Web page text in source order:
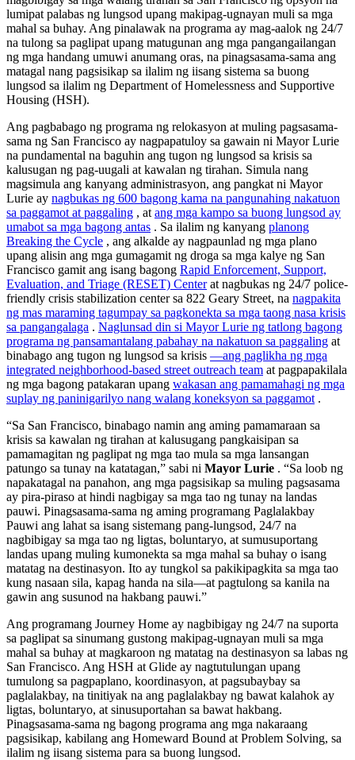
lumipat palabas ng lungsod upang makipag-ugnayan muli sa mga
mahal sa buhay. Ang pinalawak na programa ay mag-aalok ng 24/7
na tulong sa paglipat upang matugunan ang mga pangangailangan
ng mga handang umuwi anumang oras, na pinagsasama-sama ang
matagal nang pagsisikap sa ilalim ng iisang sistema sa buong
lungsod sa ilalim ng Department of Homelessness and Supportive
Housing (HSH).
Ang pagbabago ng programa ng relokasyon at muling pagsasama-
sama ng San Francisco ay nagpapatuloy sa gawain ni Mayor Lurie
na pundamental na baguhin ang tugon ng lungsod sa krisis sa
kalusugan ng pag-uugali at kawalan ng tirahan. Simula nang
magsimula ang kanyang administrasyon, ang pangkat ni Mayor
Lurie ay nagbukas ng 600 bagong kama na pangunahing nakatuon
sa paggamot at paggaling , at ang mga kampo sa buong lungsod ay
umabot sa mga bagong antas . Sa ilalim ng kanyang planong
Breaking the Cycle , ang alkalde ay nagpaunlad ng mga plano
upang alisin ang mga gumagamit ng droga sa mga kalye ng San
Francisco gamit ang isang bagong Rapid Enforcement, Support,
Evaluation, and Triage (RESET) Centerat nagbukas ng 24/7 police-
friendly crisis stabilization center sa 822 Geary Street, na nagpakita
ng mas maraming tagumpay sa pagkonekta sa mga taong nasa krisis
sa pangangalaga . Naglunsad din si Mayor Lurie ng tatlong bagong
programa ng pansamantalang pabahay na nakatuon sa paggaling at
binabago ang tugon ng lungsod sa krisis —ang paglikha ng mga
integrated neighborhood-based street outreach team at pagpapakilala
ng mga bagong patakaran upang wakasan ang pamamahagi ng mga
suplay ng paninigarilyo nang walang koneksyon sa paggamot .
“Sa San Francisco, binabago namin ang aming pamamaraan sa
krisis sa kawalan ng tirahan at kalusugang pangkaisipan sa
pamamagitan ng paglipat ng mga tao mula sa mga lansangan
patungo sa tunay na katatagan,” sabi ni Mayor Lurie . “Sa loob ng
napakatagal na panahon, ang mga pagsisikap sa muling pagsasama
ay pira-piraso at hindi nagbigay sa mga tao ng tunay na landas
pauwi. Pinagsasama-sama ng aming programang Paglalakbay
Pauwi ang lahat sa isang sistemang pang-lungsod, 24/7 na
nagbibigay sa mga tao ng ligtas, boluntaryo, at sumusuportang
landas upang muling kumonekta sa mga mahal sa buhay o isang
matatag na destinasyon. Ito ay tungkol sa pakikipagkita sa mga tao
kung nasaan sila, kapag handa na sila—at pagtulong sa kanila na
gawin ang susunod na hakbang pauwi.”
Ang programang Journey Home ay nagbibigay ng 24/7 na suporta
sa paglipat sa sinumang gustong makipag-ugnayan muli sa mga
mahal sa buhay at magkaroon ng matatag na destinasyon sa labas ng
San Francisco. Ang HSH at Glide ay nagtutulungan upang
tumulong sa pagpaplano, koordinasyon, at pagsubaybay sa
paglalakbay, na tinitiyak na ang paglalakbay ng bawat kalahok ay
ligtas, boluntaryo, at sinusuportahan sa bawat hakbang.
Pinagsasama-sama ng bagong programa ang mga nakaraang
pagsisikap, kabilang ang Homeward Bound at Problem Solving, sa
ilalim ng iisang sistema para sa buong lungsod.